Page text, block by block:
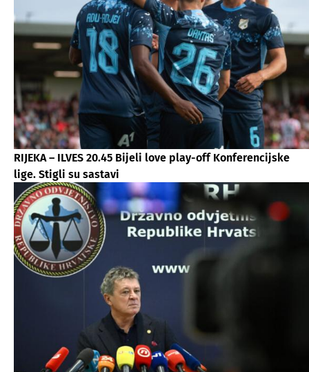
RIJEKA – ILVES 20.45 Bijeli love play-off Konferencijske
lige. Stigli su sastavi